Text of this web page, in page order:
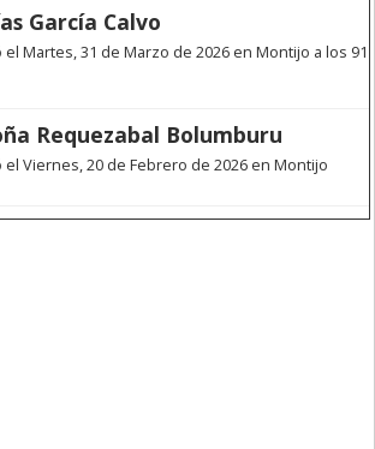
García Calvo
el Martes, 31 de Marzo de 2026 en Montijo a los 91
Requezabal Bolumburu
el Viernes, 20 de Febrero de 2026 en Montijo